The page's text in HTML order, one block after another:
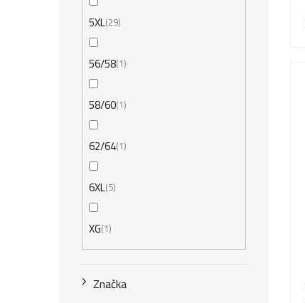
5XL 29
56/58 1
58/60 1
62/64 1
6XL 5
XG 1
Značka